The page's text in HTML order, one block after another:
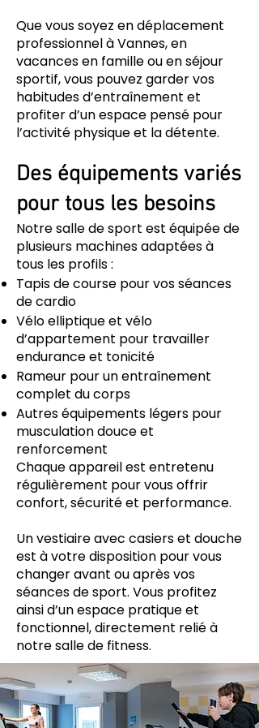
Que vous soyez en déplacement
professionnel à Vannes, en
vacances en famille ou en séjour
sportif, vous pouvez garder vos
habitudes d’entraînement et
profiter d’un espace pensé pour
l’activité physique et la détente.
Des équipements variés
pour tous les besoins
Notre salle de sport est équipée de
plusieurs machines adaptées à
tous les profils :
Tapis de course pour vos séances
de cardio
Vélo elliptique et vélo
d’appartement pour travailler
endurance et tonicité
Rameur pour un entraînement
complet du corps
Autres équipements légers pour
musculation douce et
renforcement
Chaque appareil est entretenu
régulièrement pour vous offrir
confort, sécurité et performance.
Un vestiaire avec casiers et douche
est à votre disposition pour vous
changer avant ou après vos
séances de sport. Vous profitez
ainsi d’un espace pratique et
fonctionnel, directement relié à
notre salle de fitness.